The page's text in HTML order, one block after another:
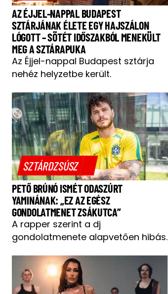
AZ ÉJJEL-NAPPAL BUDAPEST
SZTÁRJÁNAK ÉLETE EGY HAJSZÁLON
LÓGOTT – SÖTÉT IDŐSZAKBÓL MENEKÜLT
MEG A SZTÁRAPUKA
Az Éjjel-nappal Budapest sztárja
nehéz helyzetbe került.
SZTÁRDZSÚSZ
PETŐ BRÚNÓ ISMÉT ODASZÚRT
YAMINÁNAK: „EZ AZ EGÉSZ
GONDOLATMENET ZSÁKUTCA”
A rapper szerint a dj
gondolatmenete alapvetően hibás.